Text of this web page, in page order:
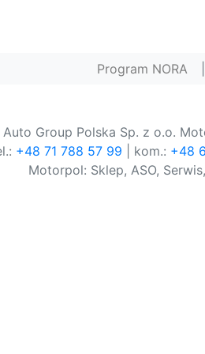
Program NORA
Auto Group Polska Sp. z o.o.
+48 71 788 57 99 | kom.: +48
Motorpol: Sklep, ASO,